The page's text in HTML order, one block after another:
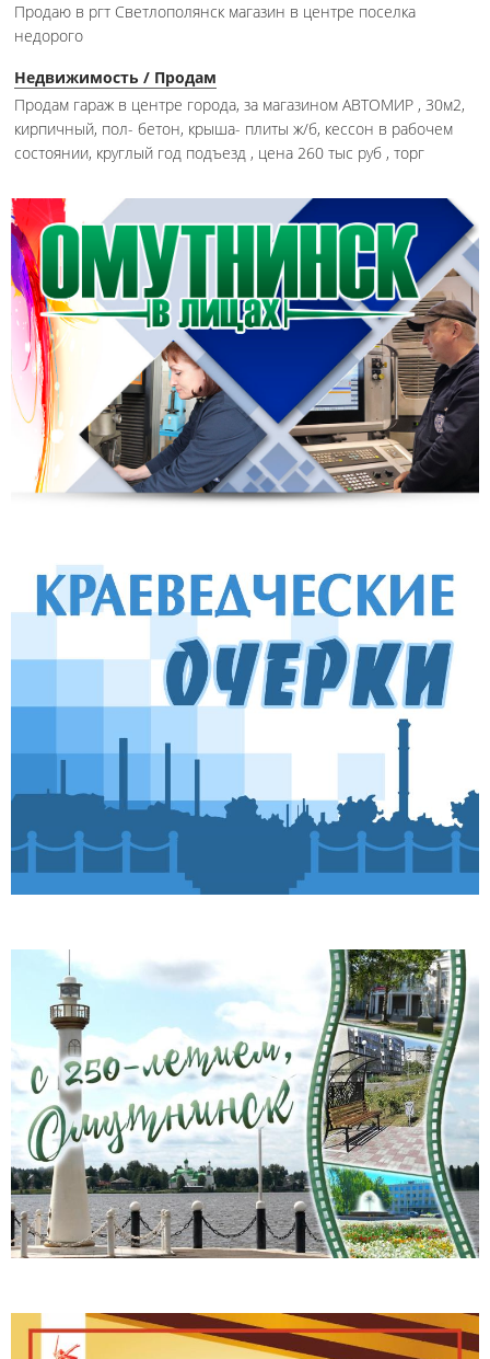
Продаю в ргт Светлополянск магазин в центре поселка
недорого
Недвижимость / Продам
Продам гараж в центре города, за магазином АВТОМИР , 30м2,
кирпичный, пол- бетон, крыша- плиты ж/б, кессон в рабочем
состоянии, круглый год подъезд , цена 260 тыс руб , торг